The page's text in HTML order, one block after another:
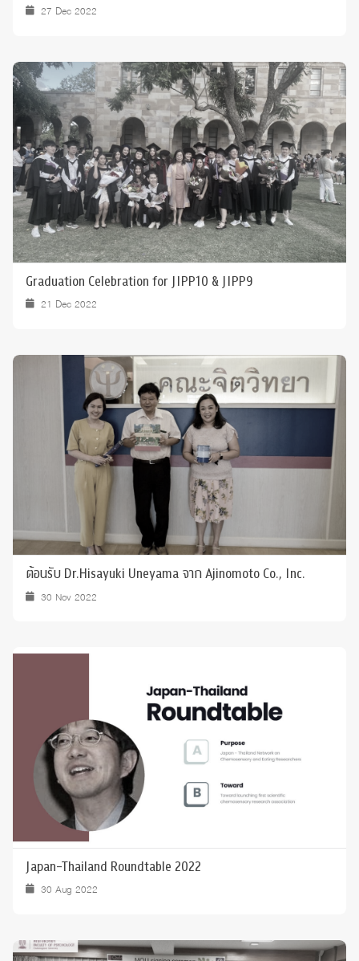
27 Dec 2022
Graduation Celebration for JIPP10 & JIPP9
21 Dec 2022
ต้อนรับ Dr.Hisayuki Uneyama จาก Ajinomoto Co., Inc.
30 Nov 2022
Japan-Thailand Roundtable 2022
30 Aug 2022